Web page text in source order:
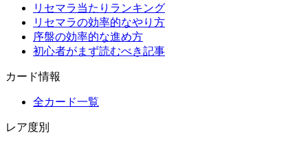
リセマラ当たりランキング
リセマラの効率的なやり方
序盤の効率的な進め方
初心者がまず読むべき記事
カード情報
全カード一覧
レア度別